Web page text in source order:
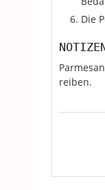
Die
reiben.